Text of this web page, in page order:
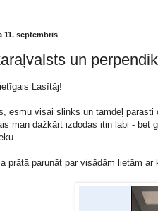
11. septembris
un
Lasītāj!
esmu visai slinks un tamdēļ
man dažkārt izdodas itin labi - bet
prātā parunāt par visādām lietām